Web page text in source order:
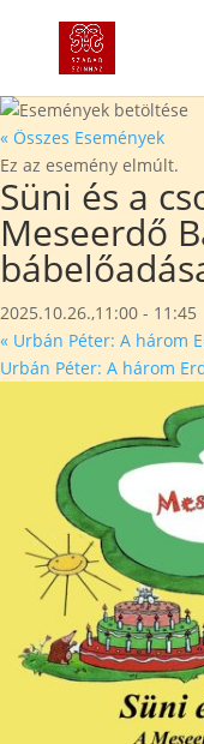
« Összes Események
Ez az esemény elmúlt.
Süni és a
Meseerdő
2025.10.26.,11:00 - 11:45
« Urbán Péter: A három
Urbán Péter: A három